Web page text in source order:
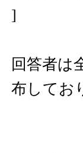
]
回答者は
布してお